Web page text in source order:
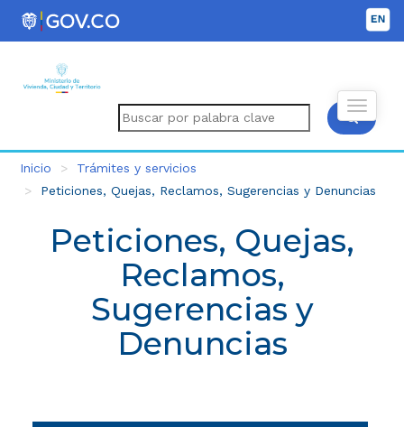
Inicio
Trámites y servicios
Peticiones, Quejas, Reclamos, Sugerencias y Denuncias
Peticiones, Quejas,
Reclamos,
Sugerencias y
Denuncias